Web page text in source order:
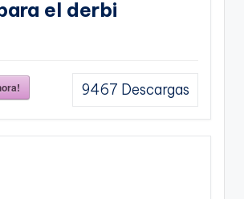
el derbi
9467 Descargas